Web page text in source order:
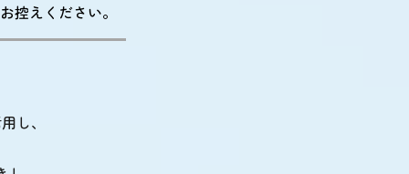
控えください。
し、